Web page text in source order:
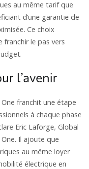
au même tarif que
d’une garantie de
Ce choix
le pas vers
l’avenir
franchit une étape
à chaque phase
Eric Laforge, Global
Il ajoute que
au même loyer
électrique en